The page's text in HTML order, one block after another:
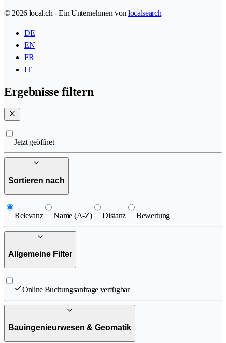
© 2026 local.ch - Ein Unternehmen von localsearch
DE
EN
FR
IT
Ergebnisse filtern
Jetzt geöffnet
Sortieren nach
Relevanz Name (A-Z) Distanz Bewertung
Allgemeine Filter
Online Buchungsanfrage verfügbar
Bauingenieurwesen & Geomatik